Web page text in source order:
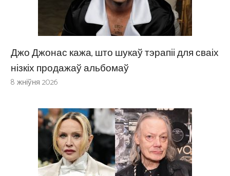
Джо Джонас кажа, што шукаў тэрапіі для сваіх
нізкіх продажаў альбомаў
8 жніўня 2026